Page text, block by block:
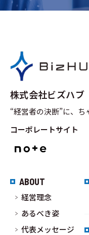
株式会社ビズハブ
“経営者の決断”に、ち
コーポレートサイト
ABOUT
経営理念
あるべき姿
代表メッセージ